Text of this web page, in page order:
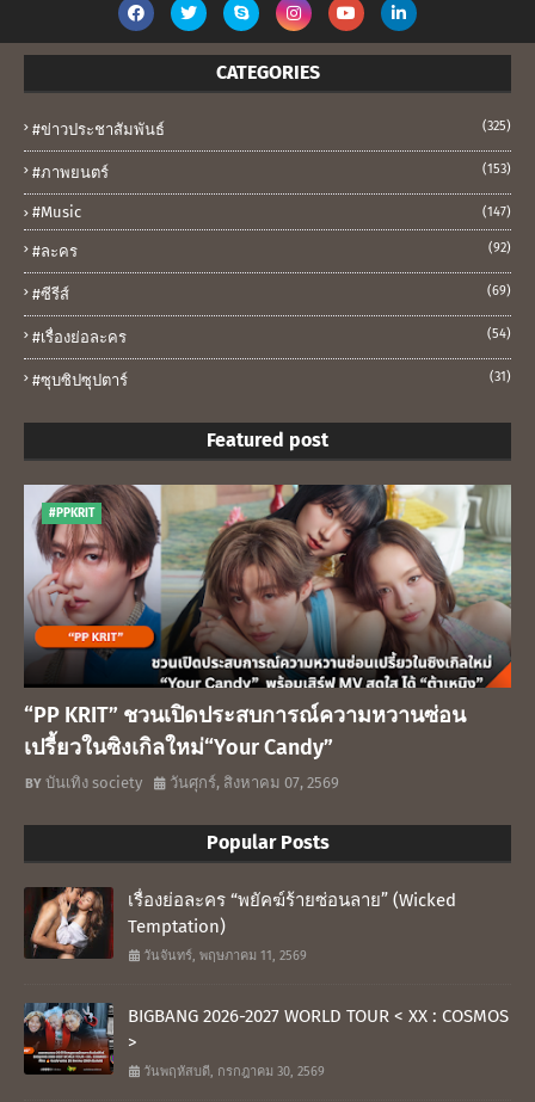
CATEGORIES
#ข่าวประชาสัมพันธ์ (325)
#ภาพยนตร์ (153)
#music (147)
#ละคร (92)
#ซีรีส์ (69)
#เรื่องย่อละคร (54)
#ซุบซิปซุปตาร์ (31)
Featured post
#PPKRIT
“PP KRIT” ชวนเปิดประสบการณ์ความหวานซ่อน
เปรี้ยวในซิงเกิลใหม่“Your Candy”
บันเทิง society วันศุกร์, สิงหาคม 07, 2569
Popular Posts
เรื่องย่อละคร “พยัคฆ์ร้ายซ่อนลาย” (Wicked
Temptation)
วันจันทร์, พฤษภาคม 11, 2569
BIGBANG 2026-2027 WORLD TOUR < XX : COSMOS
>
วันพฤหัสบดี, กรกฎาคม 30, 2569